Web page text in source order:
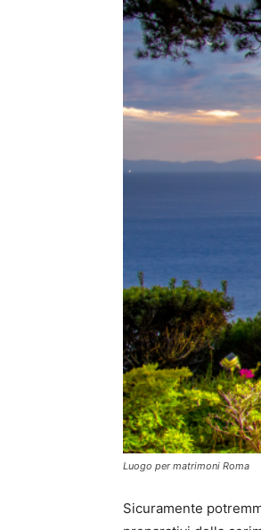
Luogo per matrimoni Roma
Sicuramente